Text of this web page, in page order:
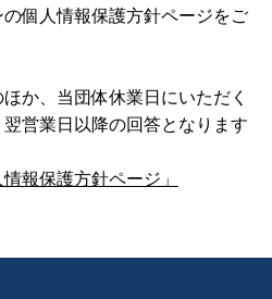
個人情報保護方針ページをご
か、当団体休業日にいただく
営業日以降の回答となります
報保護方針ページ」